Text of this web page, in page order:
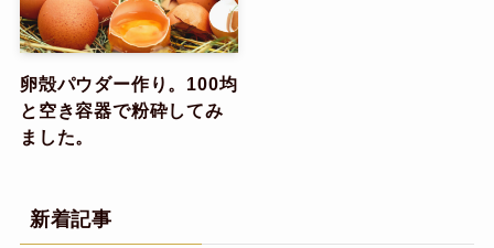
卵殻パウダー作り。100均
と空き容器で粉砕してみ
ました。
新着記事